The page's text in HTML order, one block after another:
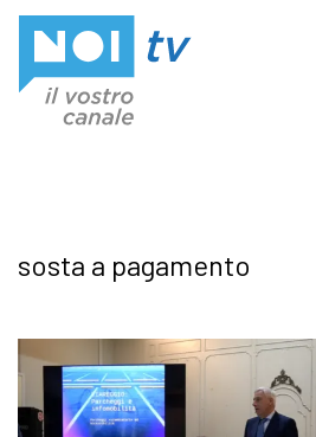
sosta a pagamento